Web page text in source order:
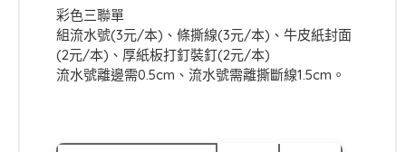
彩色三聯單
組流水號(3元/本)、條撕線(3元/本)、牛皮紙封面
(2元/本)、厚紙板打釘裝釘(2元/本)
流水號離邊需0.5cm、流水號需離撕斷線1.5cm。